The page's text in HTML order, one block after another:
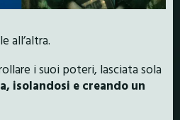
all’altra.
i suoi poteri, lasciata sola
isolandosi e creando un